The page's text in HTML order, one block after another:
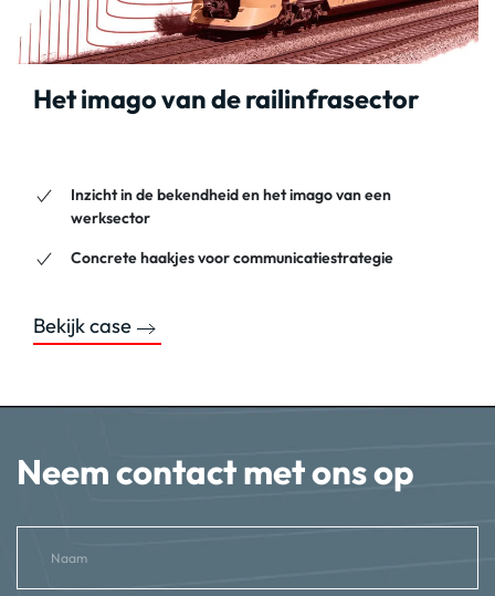
Het imago van de railinfrasector
Inzicht in de bekendheid en het imago van een
werksector
Concrete haakjes voor communicatiestrategie
Bekijk case
Neem contact met ons op